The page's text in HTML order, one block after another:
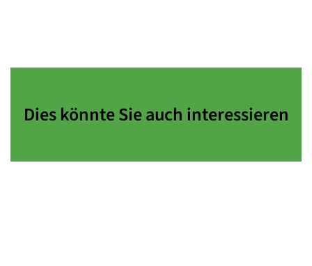
Dies könnte Sie auch interessieren